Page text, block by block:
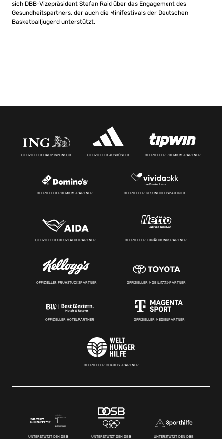
sich DBB-Vizepräsident Stefan Raid über das Engagement des
Gesundheitspartners, der auch die Minifestivals der Deutschen
Basketballjugend unterstützt.
OFFIZIELLER HAUPTSPONSOR OFFIZIELLER AUSRÜSTER OFFIZIELLER PREMIUM-PARTNER
OFFIZIELLER PREMIUM-PARTNER OFFIZIELLER GESUNDHEITSPARTNER
OFFIZIELLER KREUZFAHRTPARTNER OFFIZIELLER ERNÄHRUNGSPARTNER
OFFIZIELLER FRÜHSTÜCKSPARTNER OFFIZIELLER MOBILITÄTS-PARTNER
OFFIZIELLER HOTELPARTNER OFFIZIELLER MEDIENPARTNER
OFFIZIELLER CHARITY-PARTNER
UNTERSTÜTZT DEN DBB UNTERSTÜTZT DEN DBB UNTERSTÜTZT DEN DBB